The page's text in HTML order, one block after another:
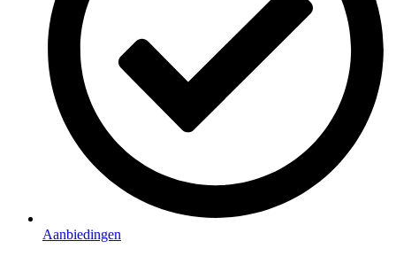
Aanbiedingen